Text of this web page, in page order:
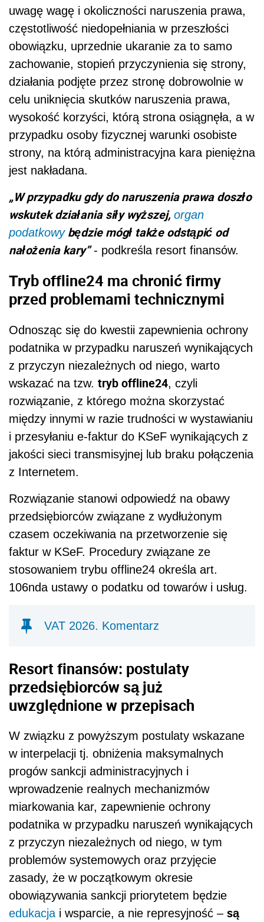
uwagę wagę i okoliczności naruszenia prawa,
częstotliwość niedopełniania w przeszłości
obowiązku, uprzednie ukaranie za to samo
zachowanie, stopień przyczynienia się strony,
działania podjęte przez stronę dobrowolnie w
celu uniknięcia skutków naruszenia prawa,
wysokość korzyści, którą strona osiągnęła, a w
przypadku osoby fizycznej warunki osobiste
strony, na którą administracyjna kara pieniężna
jest nakładana.
„W przypadku gdy do naruszenia prawa doszło
wskutek działania siły wyższej, organ
podatkowybędzie mógł także odstąpić od
nałożenia kary”- podkreśla resort finansów.
Tryb offline24 ma chronić firmy
przed problemami technicznymi
Odnosząc się do kwestii zapewnienia ochrony
podatnika w przypadku naruszeń wynikających
z przyczyn niezależnych od niego, warto
wskazać na tzw. tryb offline24, czyli
rozwiązanie, z którego można skorzystać
między innymi w razie trudności w wystawianiu
i przesyłaniu e-faktur do KSeF wynikających z
jakości sieci transmisyjnej lub braku połączenia
z Internetem.
Rozwiązanie stanowi odpowiedź na obawy
przedsiębiorców związane z wydłużonym
czasem oczekiwania na przetworzenie się
faktur w KSeF. Procedury związane ze
stosowaniem trybu offline24 określa art.
106nda ustawy o podatku od towarów i usług.
VAT 2026. Komentarz
Resort finansów: postulaty
przedsiębiorców są już
uwzględnione w przepisach
W związku z powyższym postulaty wskazane
w interpelacji tj. obniżenia maksymalnych
progów sankcji administracyjnych i
wprowadzenie realnych mechanizmów
miarkowania kar, zapewnienie ochrony
podatnika w przypadku naruszeń wynikających
z przyczyn niezależnych od niego, w tym
problemów systemowych oraz przyjęcie
zasady, że w początkowym okresie
obowiązywania sankcji priorytetem będzie
edukacja i wsparcie, a nie represyjność – są